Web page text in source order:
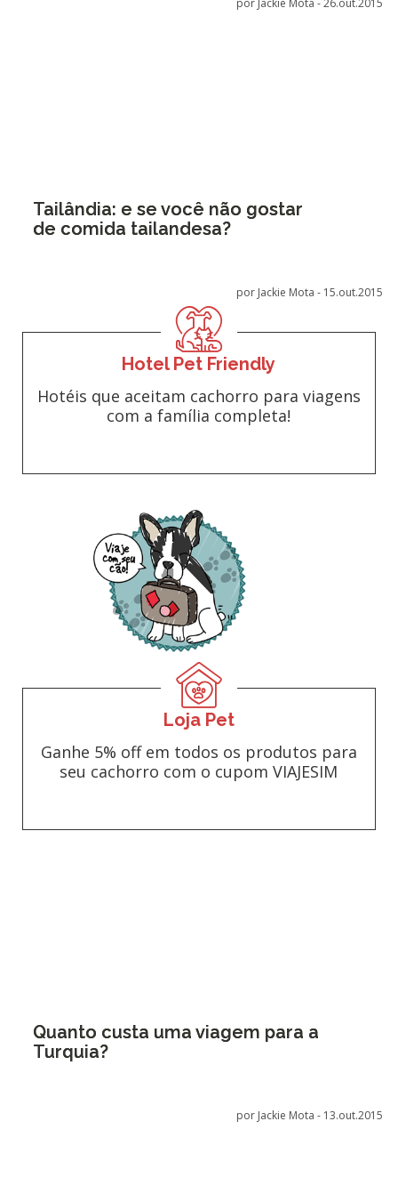
por Jackie Mota -26.out.2015
Tailândia: e se você não gostar
de comida tailandesa?
por Jackie Mota - 15.out.2015
Hotel Pet Friendly
Hotéis que aceitam cachorro para viagens
com a família completa!
Loja Pet
Ganhe 5% off em todos os produtos para
seu cachorro com o cupom VIAJESIM
Quanto custa uma viagem para a
Turquia?
por Jackie Mota - 13.out.2015